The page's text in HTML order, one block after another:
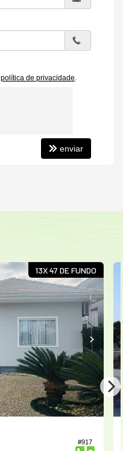
política de privacidade
enviar
13X 47 DE FUNDO
#917